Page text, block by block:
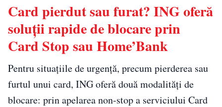
Card pierdut sau furat? ING oferă
soluții rapide de blocare prin
Card Stop sau Home’Bank
Pentru situațiile de urgență, precum pierderea sau
furtul unui card, ING oferă două modalități de
blocare: prin apelarea non-stop a serviciului Card